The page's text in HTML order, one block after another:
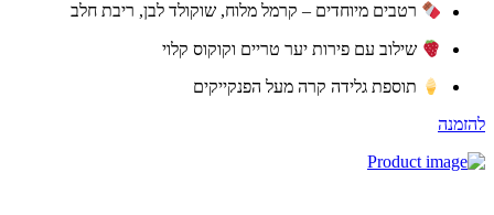
רטבים מיוחדים – קרמל מלוח, שוקולד לבן, ריבת חלב
שילוב עם פירות יער טריים וקוקוס קלוי
תוספת גלידה קרה מעל הפנקייקים